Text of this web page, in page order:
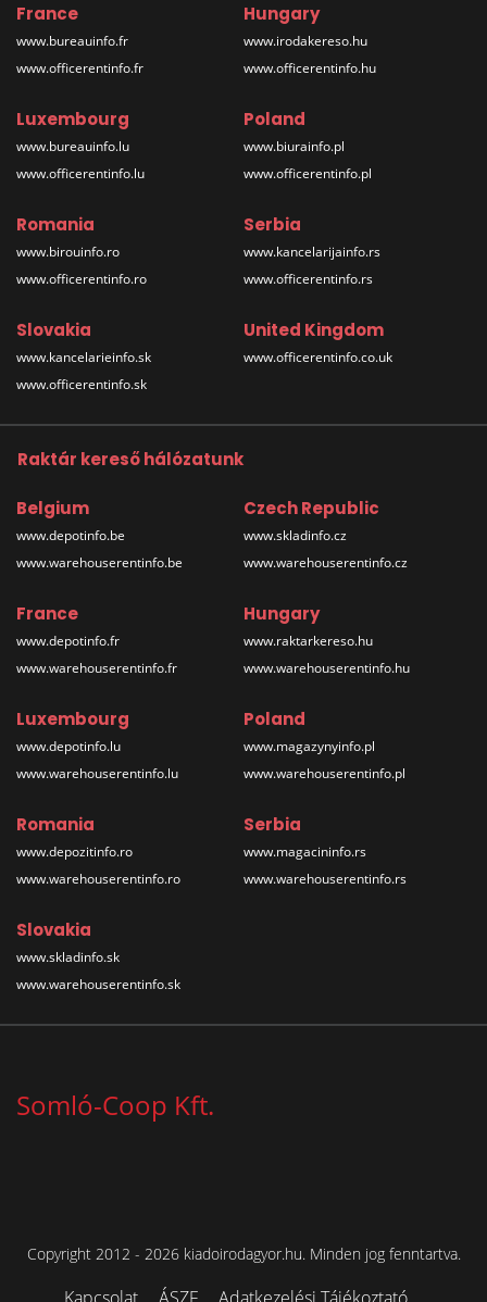
France
www.bureauinfo.fr
www.officerentinfo.fr
Hungary
www.irodakereso.hu
www.officerentinfo.hu
Luxembourg
www.bureauinfo.lu
www.officerentinfo.lu
Poland
www.biurainfo.pl
www.officerentinfo.pl
Romania
www.birouinfo.ro
www.officerentinfo.ro
Serbia
www.kancelarijainfo.rs
www.officerentinfo.rs
Slovakia
www.kancelarieinfo.sk
www.officerentinfo.sk
United Kingdom
www.officerentinfo.co.uk
Raktár kereső hálózatunk
Belgium
www.depotinfo.be
www.warehouserentinfo.be
Czech Republic
www.skladinfo.cz
www.warehouserentinfo.cz
France
www.depotinfo.fr
www.warehouserentinfo.fr
Hungary
www.raktarkereso.hu
www.warehouserentinfo.hu
Luxembourg
www.depotinfo.lu
www.warehouserentinfo.lu
Poland
www.magazynyinfo.pl
www.warehouserentinfo.pl
Romania
www.depozitinfo.ro
www.warehouserentinfo.ro
Serbia
www.magacininfo.rs
www.warehouserentinfo.rs
Slovakia
www.skladinfo.sk
www.warehouserentinfo.sk
Somló-Coop Kft.
Copyright 2012 - 2026 kiadoirodagyor.hu. Minden jog fenntartva.